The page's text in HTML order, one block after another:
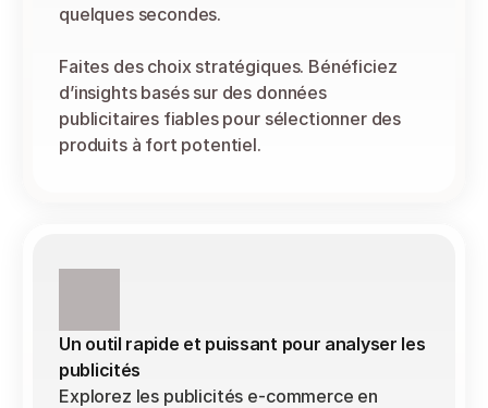
quelques secondes.
Faites des choix stratégiques. Bénéficiez
d’insights basés sur des données
publicitaires fiables pour sélectionner des
produits à fort potentiel.
Un outil rapide et puissant pour analyser les
publicités
Explorez les publicités e-commerce en